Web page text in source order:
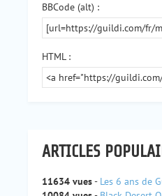
BBCode (alt) :
HTML :
ARTICLES
11634 vues- Les 6 ans de